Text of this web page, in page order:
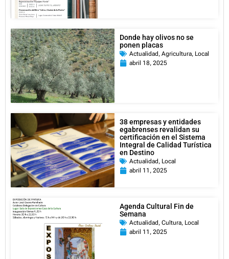
Donde hay olivos no se
ponen placas
Actualidad , Agricultura, Local
abril 18, 2025
38 empresas y entidades
egabrenses revalidan su
certificación en el Sistema
Integral de Calidad Turística
en Destino
Actualidad , Local
abril 11, 2025
Agenda Cultural Fin de
Semana
Actualidad , Cultura, Local
abril 11, 2025